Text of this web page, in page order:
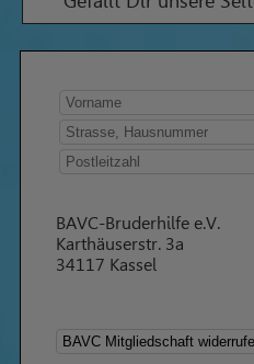
BAVC-Bruderhilfe e.V.
Karthäuserstr. 3a
34117 Kassel